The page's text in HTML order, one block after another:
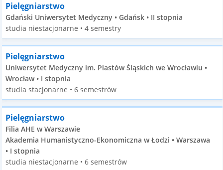
Pielęgniarstwo
Gdański Uniwersytet Medyczny • Gdańsk • II stopnia
studia niestacjonarne • 4 semestry
Pielęgniarstwo
Uniwersytet Medyczny im. Piastów Śląskich we Wrocławiu •
Wrocław • I stopnia
studia stacjonarne • 6 semestrów
Pielęgniarstwo
Filia AHE w Warszawie
Akademia Humanistyczno-Ekonomiczna w Łodzi • Warszawa
• I stopnia
studia niestacjonarne • 6 semestrów